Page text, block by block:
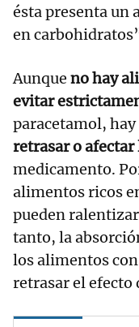
ésta presenta un
en
Aunque no hay
evitar
paracetamol,
retrasar o
medicamento.
alimentos ricos
pueden
tanto, la
los alimentos
retrasar el efecto